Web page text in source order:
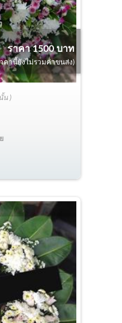
น )
ราคา 1500 บาท
คานี้ยังไม่รวมค่าขนส่ง)